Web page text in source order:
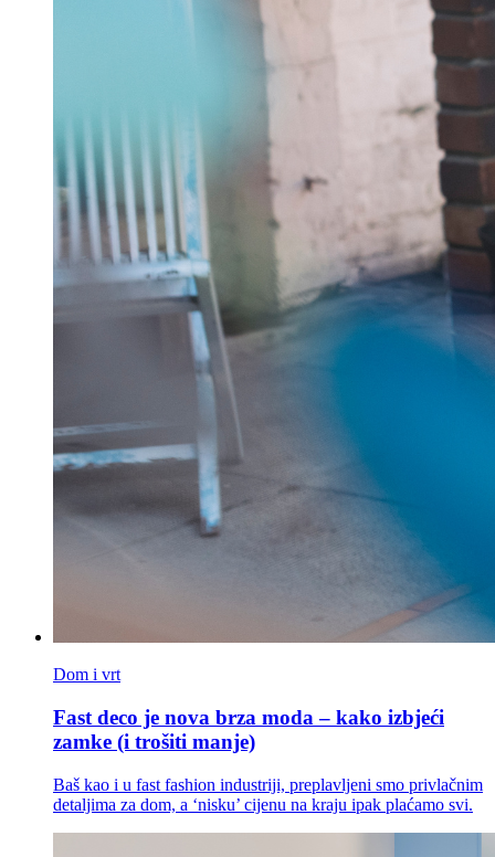
Dom i vrt
Fast deco je nova brza moda – kako izbjeći
zamke (i trošiti manje)
Baš kao i u fast fashion industriji, preplavljeni smo privlačnim
detaljima za dom, a ‘nisku’ cijenu na kraju ipak plaćamo svi.